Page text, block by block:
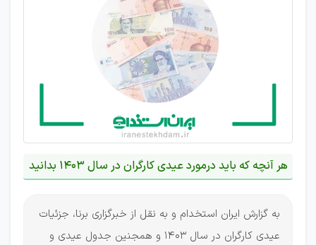
هر آنچه که باید درمورد عیدی کارگران در سال 1403 بدانید
به گزارش ایران استخدام و به نقل از خبرگزاری برنا، جزئیات
عیدی کارگران در سال 1403 و همجنین جدول عیدی و